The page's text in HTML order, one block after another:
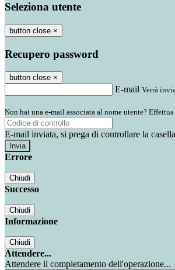
Seleziona utente
button close ×
Recupero password
button close ×
E-mail Verrà
Non hai una e-mail associata al nome utente?
E-mail inviata, si prega di controllare la
Errore
Chiudi
Successo
Chiudi
Informazione
Chiudi
Attendere...
Attendere il completamento dell'operazione...